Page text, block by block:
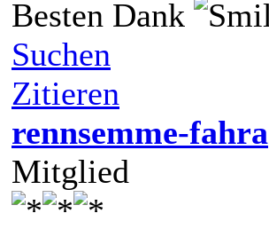
Besten Dank
Suchen
Zitieren
rennsemme-fahra
Mitglied